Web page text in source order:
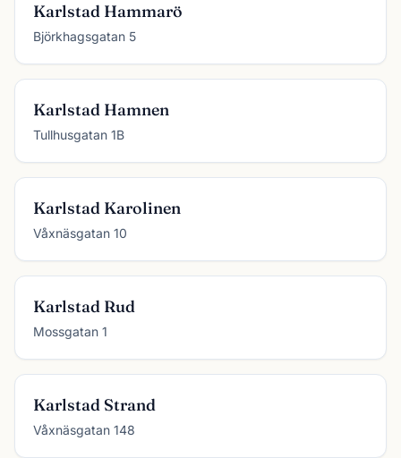
Karlstad Hammarö
Björkhagsgatan 5
Karlstad Hamnen
Tullhusgatan 1B
Karlstad Karolinen
Våxnäsgatan 10
Karlstad Rud
Mossgatan 1
Karlstad Strand
Våxnäsgatan 148